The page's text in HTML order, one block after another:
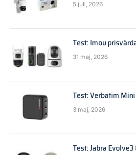
5 juli, 2026
Test: Imou
31 maj, 2026
Test: Verbatim
3 maj, 2026
Test: Jabra